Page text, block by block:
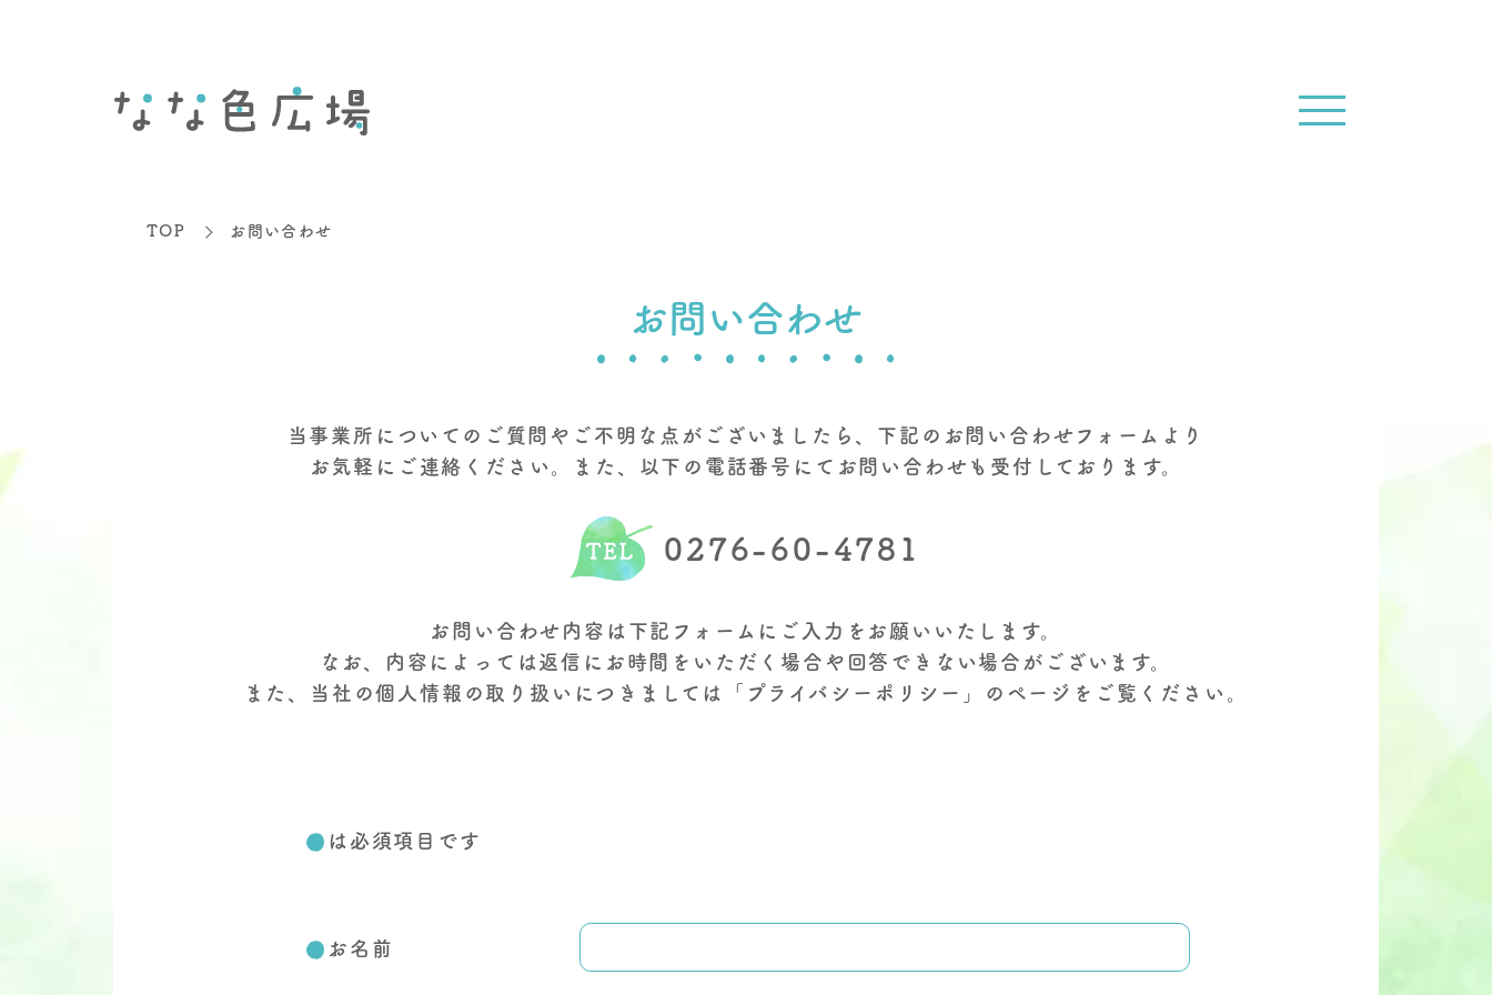
TOP お問い合わせ
お問い合わせ
当事業所についてのご質問やご不明な点がございましたら、下記のお問い合わせフォームより
お気軽にご連絡ください。また、以下の電話番号にてお問い合わせも受付しております。
0276-60-4781
お問い合わせ内容は下記フォームにご入力をお願いいたします。
なお、内容によっては返信にお時間をいただく場合や回答できない場合がございます。
また、当社の個人情報の取り扱いにつきましては「 プライバシーポリシー 」のページをご覧ください。
は必須項目です
お名前